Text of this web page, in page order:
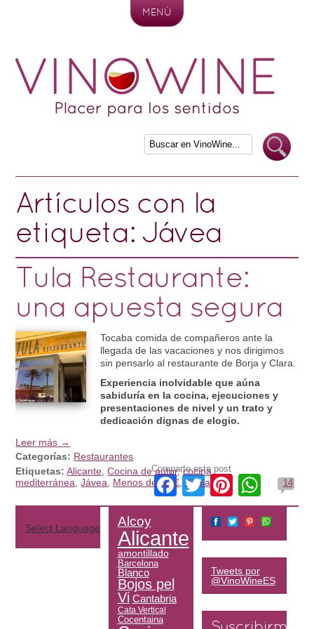
MENÚ
Artículos con la
etiqueta: Jávea
Tula Restaurante:
una apuesta segura
Tocaba comida de compañeros ante la
llegada de las vacaciones y nos dirigimos
sin pensarlo al restaurante de Borja y Clara.
Experiencia inolvidable que aúna
sabiduría en la cocina, ejecuciones y
presentaciones de nivel y un trato y
dedicación dignas de elogio.
Leer más →
Categorías: Restaurantes
Etiquetas: Alicante ,Cocina de autor,cocina
mediterránea ,Jávea Menos de 50 € Xàbia
Comparte este post
Facebook
Twitter 14
Select Language Alcoy
Alicante
amontillado
Barcelona
Blanco
Bojos pel
Vi Cantabria
Cata Vertical
Cocentaina
Tweets por
@VinoWineES